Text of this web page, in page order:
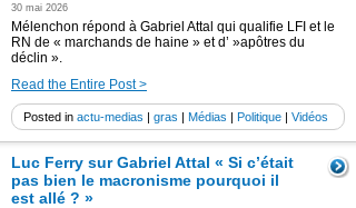
30 mai 2026
Mélenchon répond à Gabriel Attal qui qualifie LFI et le
RN de « marchands de haine » et d’ »apôtres du
déclin ».
Read the Entire Post >
Posted in actu-medias | gras | Médias | Politique | Vidéos
Luc Ferry sur Gabriel Attal « Si c’était
pas bien le macronisme pourquoi il
est allé ? »